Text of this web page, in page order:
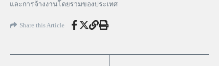
และการจ้างงานโดยรวมของประเทศ
Share this Article